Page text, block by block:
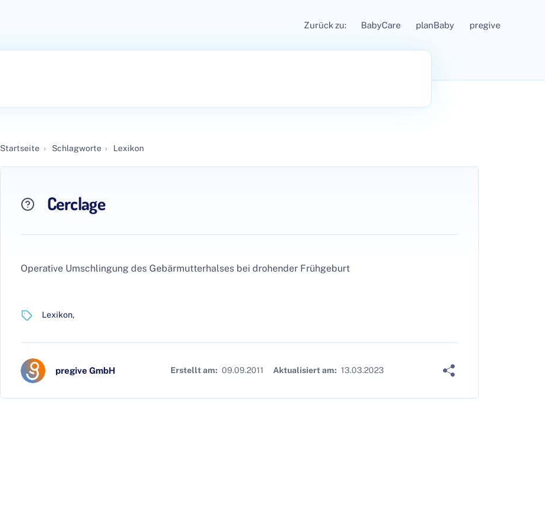
Zurück zu: BabyCare planBaby pregive
Startseite › Schlagworte › Lexikon
Cerclage
Operative Umschlingung des Gebärmutterhalses bei drohender Frühgeburt
Lexikon
pregive GmbH Erstellt am: 09.09.2011 Aktualisiert am: 13.03.2023